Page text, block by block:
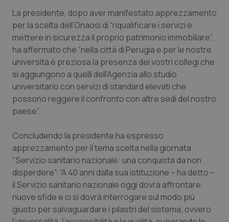
Piemonte
Provincia Autonoma di Bolzano
Provincia Autonoma di Trento
Puglia
Sardegna
Sicilia
Toscana
Umbria
HIV
Infezioni & Febbre
Ipertensione & Scompenso
Malattie rare
Malattia di Crohn & Rettocolite Ulcerosa
Neuroscienze & patologie neurodegenerative
Obesità
Oftalmologia
La presidente, dopo aver manifestato apprezzamento
per la scelta dell’Onaosi di “riqualificare i servizi e
mettere in sicurezza il proprio patrimonio immobiliare”,
ha affermato che “nella città di Perugia e per le nostre
università è preziosa la presenza dei vostri collegi che
si aggiungono a quelli dell’Agenzia allo studio
universitario con servizi di standard elevati che
possono reggere il confronto con altre sedi del nostro
paese”.
Concludendo la presidente ha espresso
apprezzamento per il tema scelta nella giornata
"Servizio sanitario nazionale: una conquista da non
disperdere”: “A 40 anni dalla sua istituzione – ha detto –
il Servizio sanitario nazionale oggi dovrà affrontare
nuove sfide e ci si dovrà interrogare sul modo più
giusto per salvaguardare i pilastri del sistema, ovvero